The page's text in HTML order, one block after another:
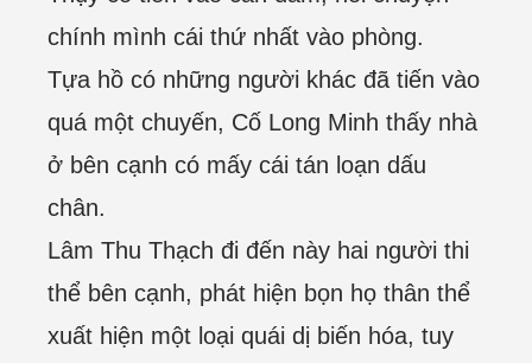
chính mình cái thứ nhất vào phòng.
Tựa hồ có những người khác đã tiến vào
quá một chuyến, Cố Long Minh thấy nhà
ở bên cạnh có mấy cái tán loạn dấu
chân.
Lâm Thu Thạch đi đến này hai người thi
thể bên cạnh, phát hiện bọn họ thân thể
xuất hiện một loại quái dị biến hóa, tuy